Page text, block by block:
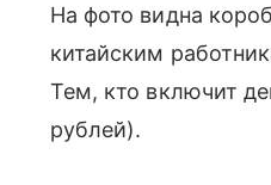
На фото видна
китайским
Тем, кто включит
рублей).